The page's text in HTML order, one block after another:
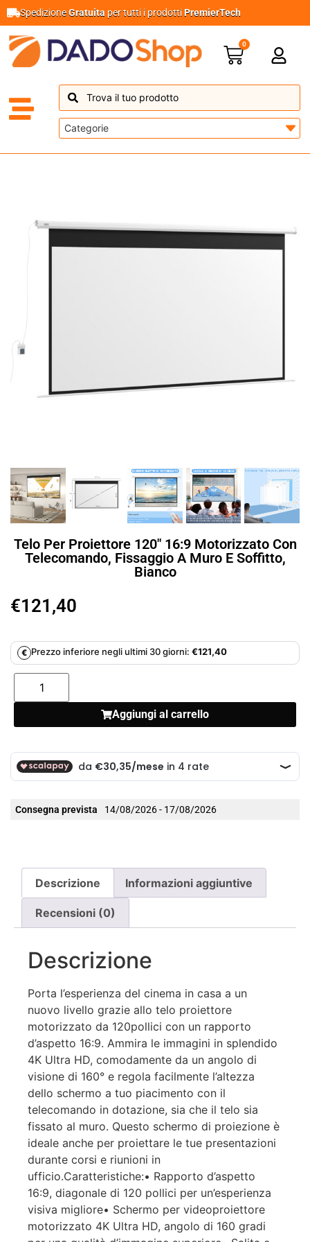
SpedizioneGratuita per tutti i prodottiPremierTech
0
Telo Per Proiettore 120″ 16:9 Motorizzato Con
Telecomando, Fissaggio A Muro E Soffitto,
Bianco
€121,40
€ Prezzo inferiore negli ultimi 30 giorni: €121,40
Aggiungi al carrello
Consegna prevista 14/08/2026 - 17/08/2026
Descrizione Informazioni aggiuntive
Recensioni (0)
Descrizione
Porta l’esperienza del cinema in casa a un
nuovo livello grazie allo telo proiettore
motorizzato da 120pollici con un rapporto
d’aspetto 16:9. Ammira le immagini in splendido
4K Ultra HD, comodamente da un angolo di
visione di 160° e regola facilmente l’altezza
dello schermo a tuo piacimento con il
telecomando in dotazione, sia che il telo sia
fissato al muro. Questo schermo di proiezione è
ideale anche per proiettare le tue presentazioni
durante corsi e riunioni in
ufficio.Caratteristiche:• Rapporto d’aspetto
16:9, diagonale di 120 pollici per un’esperienza
visiva migliore• Schermo per videoproiettore
motorizzato 4K Ultra HD, angolo di 160 gradi